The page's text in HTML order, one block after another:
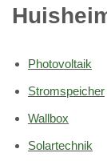
Photovoltaik
Stromspeicher
Wallbox
Solartechnik